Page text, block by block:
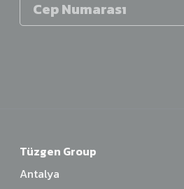
Tüzgen Group
Antalya